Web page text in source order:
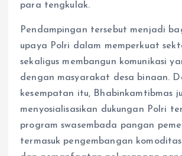
para tengkulak.
Pendampingan tersebut menjadi
upaya Polri dalam memperkuat
sekaligus membangun komunikasi
dengan masyarakat desa binaan.
kesempatan itu, Bhabinkamtibmas
menyosialisasikan dukungan Polri
program swasembada pangan
termasuk pengembangan